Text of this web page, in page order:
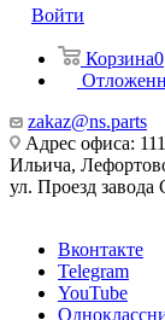
Войти
Корзина0
zakaz@ns.parts
Адрес офиса:
Ильича,
ул. Проезд
Вконтакте
Telegram
YouTube